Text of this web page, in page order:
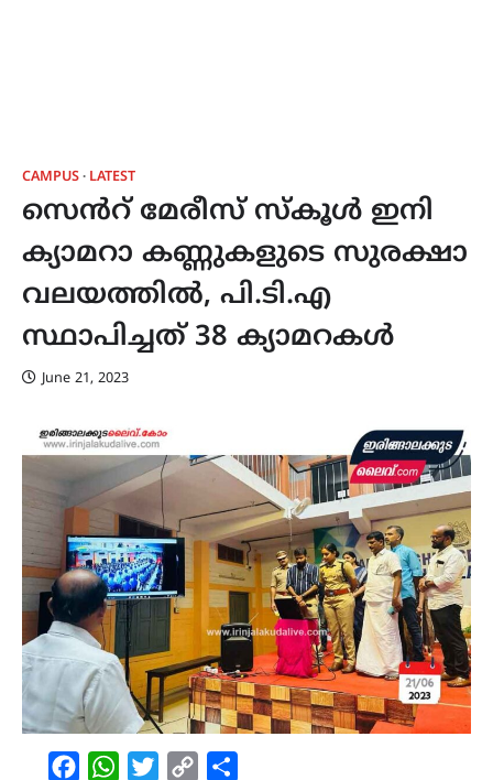
CAMPUS LATEST
സെൻറ് മേരീസ് സ്കൂൾ ഇനി
ക്യാമറാ കണ്ണുകളുടെ സുരക്ഷാ
വലയത്തിൽ, പി.ടി.എ
സ്ഥാപിച്ചത് 38 ക്യാമറകൾ
June 21, 2023
FacebookWhatsAppTwitterCopy